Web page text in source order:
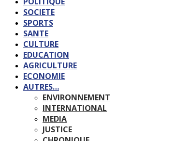
SOCIETE
SPORTS
SANTE
CULTURE
EDUCATION
AGRICULTURE
ECONOMIE
AUTRES…
ENVIRONNEMENT
INTERNATIONAL
MEDIA
JUSTICE